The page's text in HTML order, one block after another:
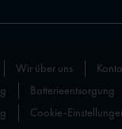
Wir über uns
Batterieentsorgung
Cookie-